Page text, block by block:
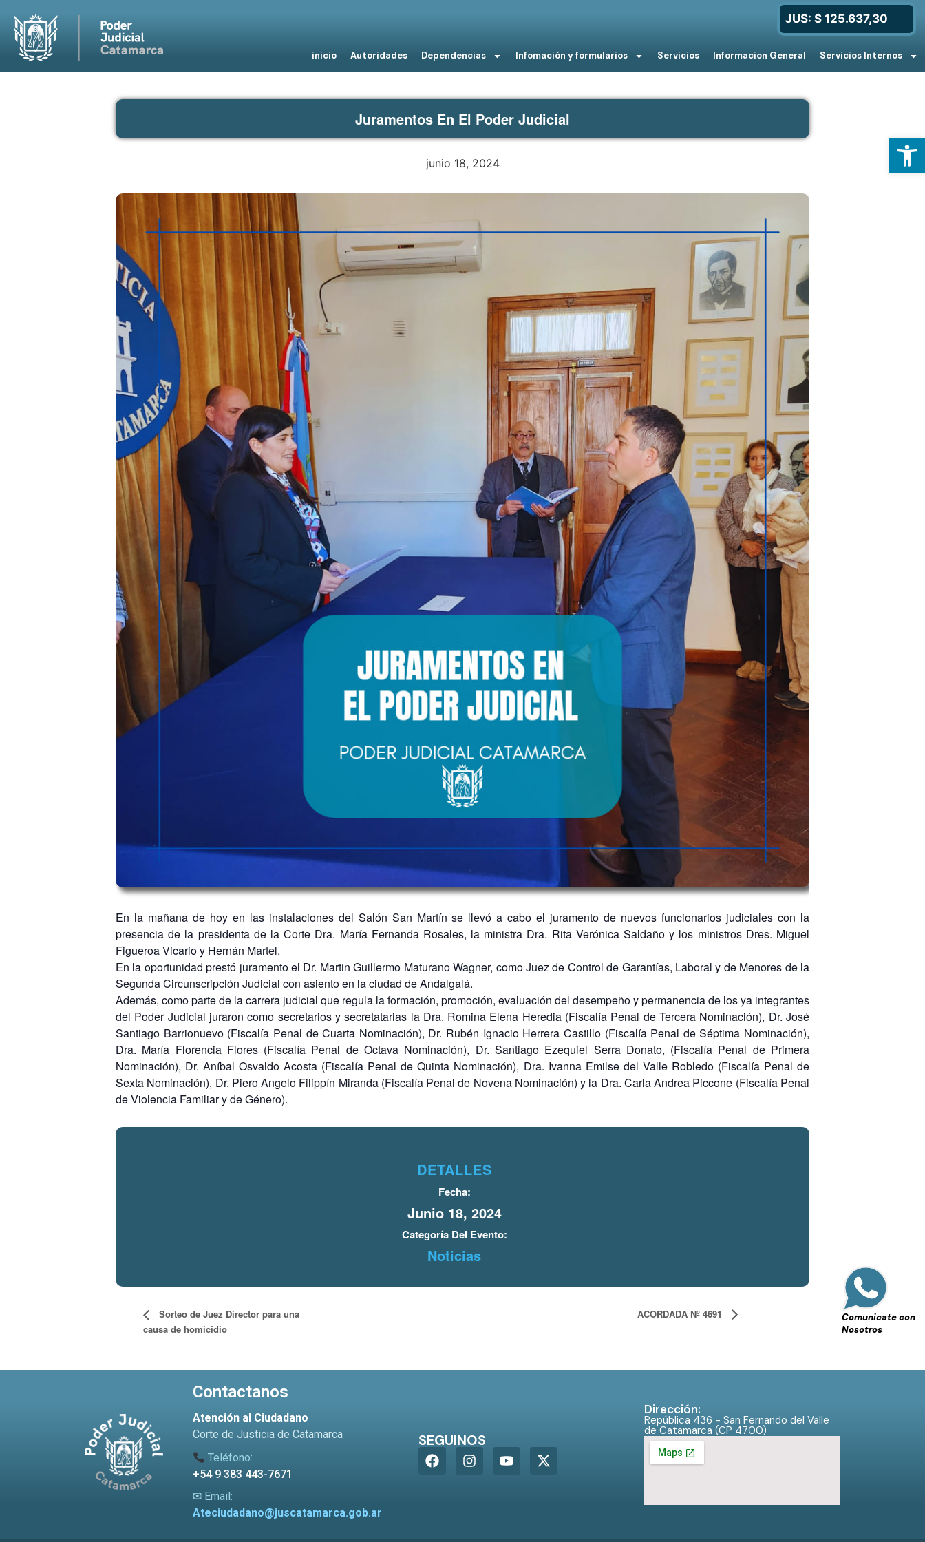
inicio Autoridades Dependencias Infomación y formularios Servicios Informacion General Servicios Internos
JUS: $ 125.637,30
Comunicate con
Nosotros
Juramentos En El Poder Judicial
junio 18, 2024
En la mañana de hoy en las instalaciones del Salón San Martín se llevó a cabo el juramento de nuevos funcionarios judiciales con la
presencia de la presidenta de la Corte Dra. María Fernanda Rosales, la ministra Dra. Rita Verónica Saldaño y los ministros Dres. Miguel
Figueroa Vicario y Hernán Martel.
En la oportunidad prestó juramento el Dr. Martin Guillermo Maturano Wagner, como Juez de Control de Garantías, Laboral y de Menores de la
Segunda Circunscripción Judicial con asiento en la ciudad de Andalgalá.
Además, como parte de la carrera judicial que regula la formación, promoción, evaluación del desempeño y permanencia de los ya integrantes
del Poder Judicial juraron como secretarios y secretatarias la Dra. Romina Elena Heredia (Fiscalía Penal de Tercera Nominación), Dr. José
Santiago Barrionuevo (Fiscalía Penal de Cuarta Nominación), Dr. Rubén Ignacio Herrera Castillo (Fiscalía Penal de Séptima Nominación),
Dra. María Florencia Flores (Fiscalía Penal de Octava Nominación), Dr. Santiago Ezequiel Serra Donato, (Fiscalía Penal de Primera
Nominación), Dr. Aníbal Osvaldo Acosta (Fiscalía Penal de Quinta Nominación), Dra. Ivanna Emilse del Valle Robledo (Fiscalía Penal de
Sexta Nominación), Dr. Piero Angelo Filippín Miranda (Fiscalía Penal de Novena Nominación) y la Dra. Carla Andrea Piccone (Fiscalía Penal
de Violencia Familiar y de Género).
DETALLES
Fecha:
Junio 18, 2024
Categoría Del Evento:
Noticias
Sorteo de Juez Director para una
causa de homicidio
ACORDADA Nº 4691
Contactanos
Atención al Ciudadano
Corte de Justicia de Catamarca
Teléfono:
+54 9 383 443-7671
✉ Email:
Ateciudadano@juscatamarca.gob.ar
SEGUINOS
Dirección:
República 436 - San Fernando del Valle
de Catamarca (CP 4700)